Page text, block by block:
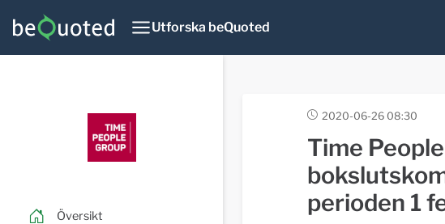
Utforska beQuoted
Översikt
2020-06-26 08:30
Time
perioden 1